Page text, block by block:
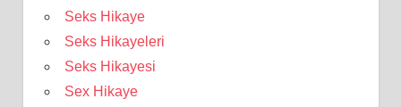
Seks Hikaye
Seks Hikayeleri
Seks Hikayesi
Sex Hikaye